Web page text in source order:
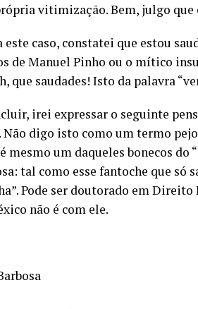
vitimização. Bem, julgo
este caso, constatei que estou
de Manuel Pinho ou o mítico
que saudades! Isto da palavra
irei expressar o seguinte
Não digo isto como um termo
mesmo um daqueles bonecos
tal como esse fantoche que só
Pode ser doutorado em
não é com ele.